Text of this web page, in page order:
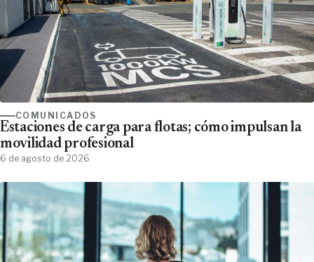
COMUNICADOS
Estaciones de carga para flotas; cómo impulsan la
movilidad profesional
6 de agosto de 2026